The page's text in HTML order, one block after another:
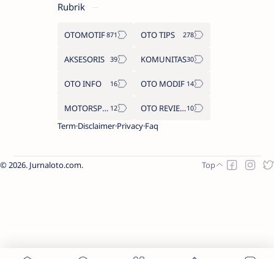
Rubrik
OTOMOTIF OTO TIPS
AKSESORIS KOMUNITAS
OTO INFO OTO MODIF
MOTORSPORT
OTO REVIEW
Term Disclaimer Privacy Faq
2026. Jurnaloto.com.